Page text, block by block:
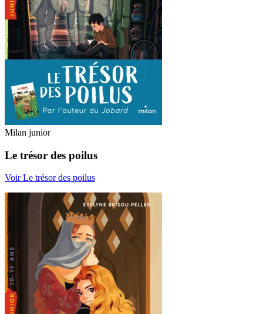
Milan junior
Le trésor des poilus
Voir Le trésor des poilus